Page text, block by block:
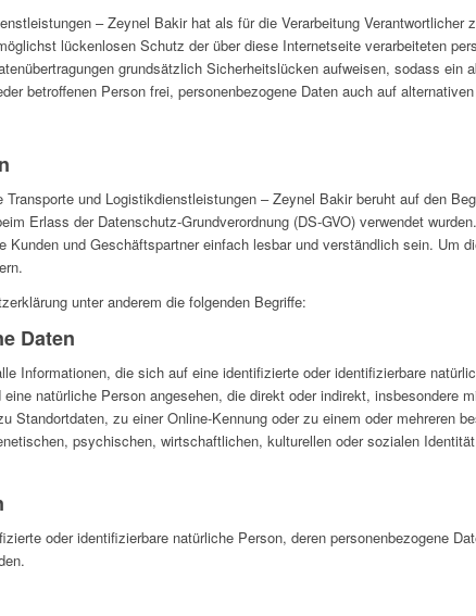
– Zeynel Bakir hat als für die Verarbeitung Verantwortlicher
lückenlosen Schutz der über diese Internetseite verarbeiteten
grundsätzlich Sicherheitslücken aufweisen, sodass ein
betroffenen Person frei, personenbezogene Daten auch auf
und Logistikdienstleistungen – Zeynel Bakir beruht auf den
Erlass der Datenschutz-Grundverordnung (DS-GVO) verwendet
Kunden und Geschäftspartner einfach lesbar und verständlich sein. Um
unter anderem die folgenden Begriffe:
Daten
Informationen, die sich auf eine identifizierte oder identifizierbare
natürliche Person angesehen, die direkt oder indirekt, insbesondere
Standortdaten, zu einer Online-Kennung oder zu einem oder mehreren
psychischen, wirtschaftlichen, kulturellen oder sozialen
oder identifizierbare natürliche Person, deren personenbezogene